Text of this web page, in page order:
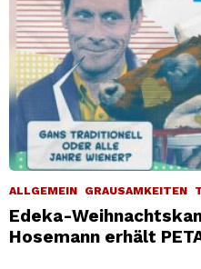
ALLGEMEIN GRAUSAMKEITEN
Edeka-
Hosemann erhält